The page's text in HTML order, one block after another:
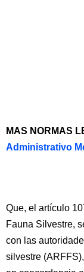
MAS NORMAS
Administrativo
Que, el artículo
Fauna Silvestre,
con las
silvestre